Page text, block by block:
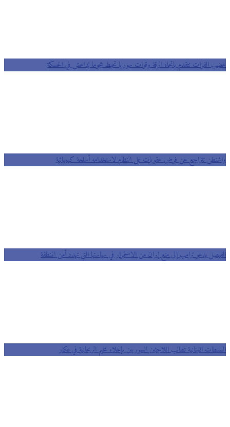
غضب الفرات تتقدم باتجاه الرقة وقوات سوريا تحبط هجوما لداعش في الحسكة
واشنطن تتراجع عن فرض عقوبات على النظام لاستخدامه أسلحة كيميائية
الفيصل يدعو ترامب إلى منع إيران من الاستمرار في سياستها التي تهدد أمن المنطقة
السلطات اللبنانية تطالب اللاجئين السوريين بإخلاء مخيم الريحانية في عكار